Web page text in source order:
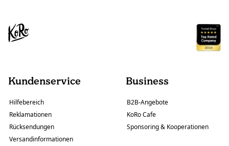
Kundenservice
Hilfebereich
Reklamationen
Rücksendungen
Versandinformationen
Business
B2B-Angebote
KoRo Cafe
Sponsoring & Kooperationen